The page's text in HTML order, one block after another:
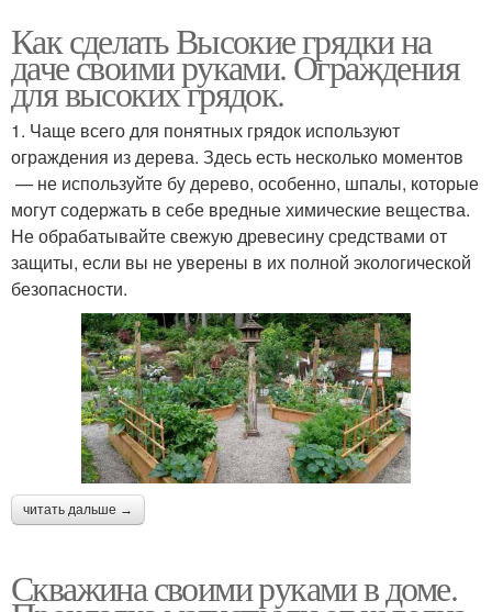
Как сделать Высокие грядки на
даче своими руками. Ограждения
для высоких грядок.
1. Чаще всего для понятных грядок используют
ограждения из дерева. Здесь есть несколько моментов
— не используйте бу дерево, особенно, шпалы, которые
могут содержать в себе вредные химические вещества.
Не обрабатывайте свежую древесину средствами от
защиты, если вы не уверены в их полной экологической
безопасности.
читать дальше →
Скважина своими руками в доме.